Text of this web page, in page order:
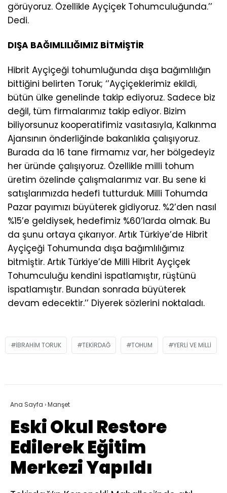
görüyoruz. Özellikle Ayçiçek Tohumculuğunda.’’
Dedi.
DIŞA BAĞIMLILIĞIMIZ BİTMİŞTİR
Hibrit Ayçiçeği tohumluğunda dışa bağımlılığın
bittiğini belirten Toruk; ‘’Ayçiçeklerimiz ekildi,
bütün ülke genelinde takip ediyoruz. Sadece biz
değil, tüm firmalarımız takip ediyor. Bizim
biliyorsunuz kooperatifimiz vasıtasıyla, Kalkınma
Ajansının önderliğinde bakanlıkla çalışıyoruz.
Burada da 16 tane firmamız var, her bölgedeyiz
her üründe çalışıyoruz. Özellikle milli tohum
üretim özelinde çalışmalarımız var. Bu sene ki
satışlarımızda hedefi tutturduk. Milli Tohumda
Pazar payımızı büyüterek gidiyoruz. %2’den nasıl
%15’e geldiysek, hedefimiz %60’larda olmak. Bu
da şunu ortaya çıkarıyor. Artık Türkiye’de Hibrit
Ayçiçeği Tohumunda dışa bağımlılığımız
bitmiştir. Artık Türkiye’de Milli Hibrit Ayçiçek
Tohumculuğu kendini ispatlamıştır, rüştünü
ispatlamıştır. Bundan sonrada büyüterek
devam edecektir.’’ Diyerek sözlerini noktaladı.
IBRAHIM TORUK TEKIRDAĞ TOHUM YERLI VE MILLI
Ana Sayfa ›Manşet
Eski Okul Restore
Edilerek Eğitim
Merkezi Yapıldı